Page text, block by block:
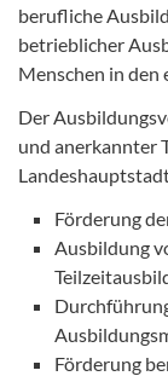
berufliche
betrieblicher
Menschen in den
Der
und anerkannter
Förderung
Ausbildung
Förderung